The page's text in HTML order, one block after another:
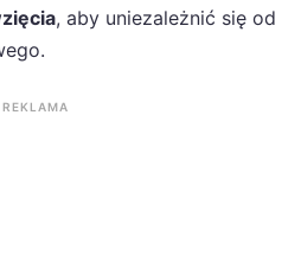
, aby uniezależnić się od
REKLAMA